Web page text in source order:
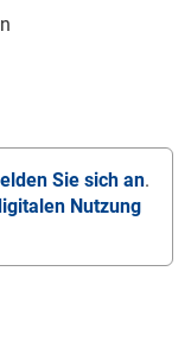
Sie sich an.
Nutzung